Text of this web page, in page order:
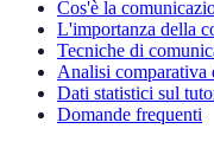
Cos'è la
L'importanza della
Tecniche di
Analisi comparativa
Dati statistici sul
Domande frequenti